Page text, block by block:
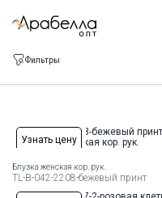
Фильтры
Узнать цену
Доступные размеры:
Рост
44 464850 52545658
Блузка женская кор. рук.
TL-B-042-2208-бежевый принт